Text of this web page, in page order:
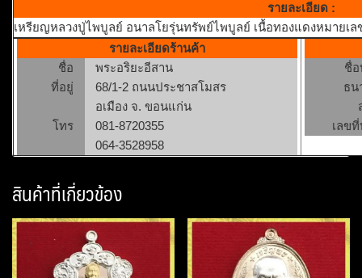
รายละเอียด :
เหรียญหลวงปู่ไพบูลย์ อนาลโยรุ่นทรัพย์ไพบูลย์ เนื้อทองแดงหมายเล
รายละเอียดร้านค้า
ชื่อ
พระอริยะอีสาน
ที่อยู่
68/1-2 ถนนประชาสโมสร
อเมือง จ. ขอนแก่น
โทร
081-8720355
064-3528958
ชื่
ธน
เลข
สินค้าที่เกี่ยวข้อง